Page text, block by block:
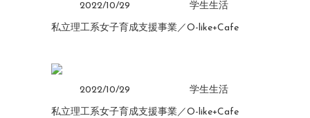
2022/10/29 学生生活
私立理工系女子育成支援事業／O-like+Cafe
2022/10/29 学生生活
私立理工系女子育成支援事業／O-like+Cafe